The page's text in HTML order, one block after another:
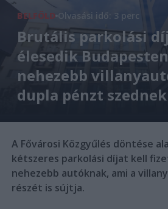
BELFÖLD Olvasási idő: 3 perc
Brutális parkolási
élesedik
nehezebb
dupla pénzt
A Fővárosi Közgyűlés döntése
kétszeres parkolási díjat kell
nehezebb autóknak, ami a
részét is sújtja.